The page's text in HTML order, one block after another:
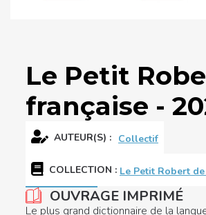
Le Petit
française -
AUTEUR(S) : Collectif
COLLECTION : Le Petit Robert
OUVRAGE IMPRIMÉ
Le plus grand dictionnaire de la